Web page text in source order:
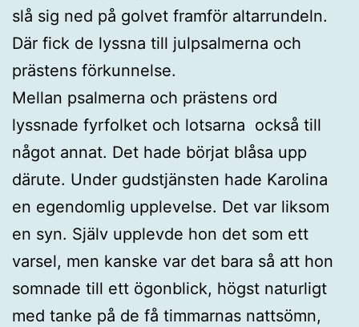
slå sig ned på golvet framför altarrundeln.
Där fick de lyssna till julpsalmerna och
prästens förkunnelse.
Mellan psalmerna och prästens ord
lyssnade fyrfolket och lotsarna också till
något annat. Det hade börjat blåsa upp
därute. Under gudstjänsten hade Karolina
en egendomlig upplevelse. Det var liksom
en syn. Själv upplevde hon det som ett
varsel, men kanske var det bara så att hon
somnade till ett ögonblick, högst naturligt
med tanke på de få timmarnas nattsömn,